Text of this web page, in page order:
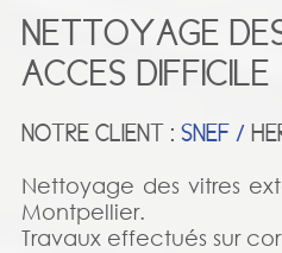
NETTOYAGE
ACCES DIFFICILE
NOTRE CLIENT : SNEF /
Nettoyage des vitres
Montpellier.
Travaux effectués sur